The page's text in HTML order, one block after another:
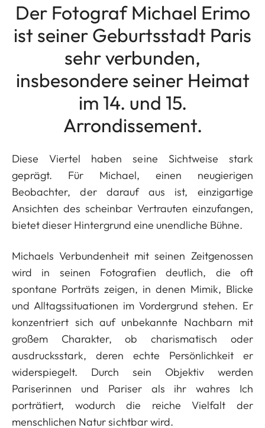
Der Fotograf Michael Erimo
ist seiner Geburtsstadt Paris
sehr verbunden,
insbesondere seiner Heimat
im 14. und 15.
Arrondissement.
Diese Viertel haben seine Sichtweise stark
geprägt. Für Michael, einen neugierigen
Beobachter, der darauf aus ist, einzigartige
Ansichten des scheinbar Vertrauten einzufangen,
bietet dieser Hintergrund eine unendliche Bühne.
Michaels Verbundenheit mit seinen Zeitgenossen
wird in seinen Fotografien deutlich, die oft
spontane Porträts zeigen, in denen Mimik, Blicke
und Alltagssituationen im Vordergrund stehen. Er
konzentriert sich auf unbekannte Nachbarn mit
großem Charakter, ob charismatisch oder
ausdrucksstark, deren echte Persönlichkeit er
widerspiegelt. Durch sein Objektiv werden
Pariserinnen und Pariser als ihr wahres Ich
porträtiert, wodurch die reiche Vielfalt der
menschlichen Natur sichtbar wird.